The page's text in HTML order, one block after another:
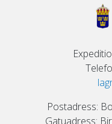
Postadress:
Gatuadress: